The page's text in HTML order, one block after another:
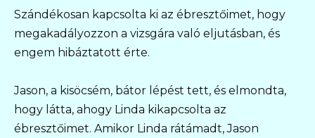
Szándékosan kapcsolta ki az ébresztőimet, hogy
megakadályozzon a vizsgára való eljutásban, és
engem hibáztatott érte.
Jason, a kisöcsém, bátor lépést tett, és elmondta,
hogy látta, ahogy Linda kikapcsolta az
ébresztőimet. Amikor Linda rátámadt, Jason